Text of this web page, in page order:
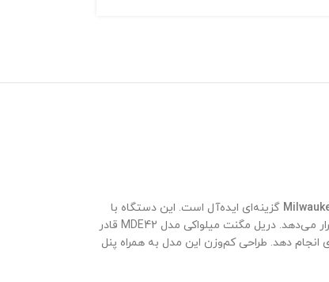
گزینه‌ای ایده‌آل است. این دستگاه با
موتور 1200 واتی، قابلیت کنترل سرعت، و نیروی مغناطیسی قوی 10000 نیوتنی، در عین وزن پایین (فقط 11.5 کیلوگرم)، عملکردی فراتر از انتظار در اختیار شما قرار می‌دهد. دریل مگنت میلواکی مدل MDE42 قادر
فولادی عملیات سوراخکاری انجام دهد. طراحی کم‌وزن این مدل به همراه پنل